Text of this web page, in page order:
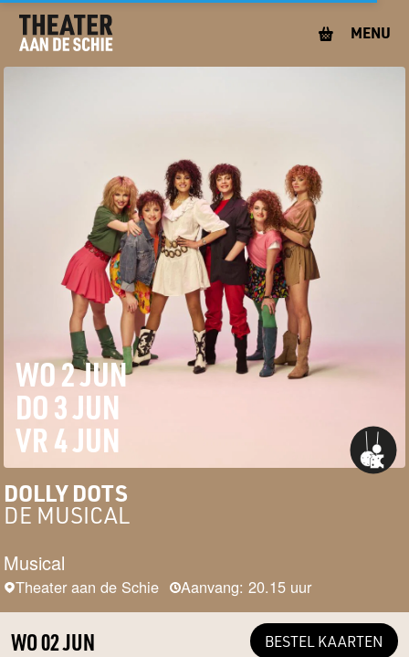
MENU
WO 2 JUN
DO 3 JUN
VR 4 JUN
DOLLY DOTS
DE MUSICAL
Musical
Theater aan de Schie Aanvang: 20.15 uur
WO 02 JUN BESTEL KAARTEN